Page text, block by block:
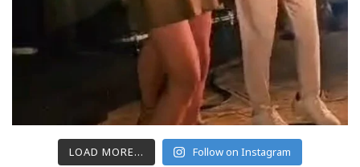
LOAD MORE... Follow on Instagram